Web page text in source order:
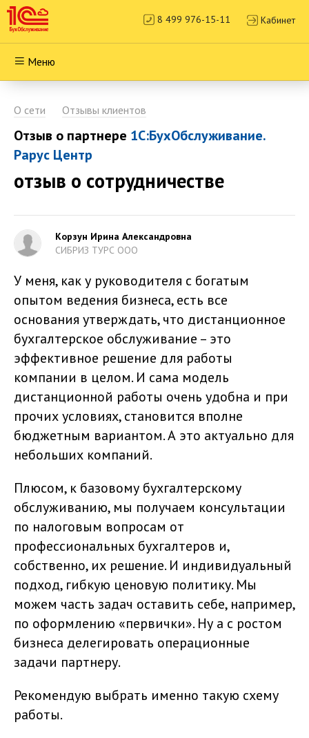
8 499 976-15-11 Кабинет
Меню
О сети Отзывы клиентов
Отзыв о партнере 1С:БухОбслуживание.
Рарус Центр
отзыв о сотрудничестве
Корзун Ирина Александровна
СИБРИЗ ТУРС ООО
У меня, как у руководителя с богатым
опытом ведения бизнеса, есть все
основания утверждать, что дистанционное
бухгалтерское обслуживание – это
эффективное решение для работы
компании в целом. И сама модель
дистанционной работы очень удобна и при
прочих условиях, становится вполне
бюджетным вариантом. А это актуально для
небольших компаний.
Плюсом, к базовому бухгалтерскому
обслуживанию, мы получаем консультации
по налоговым вопросам от
профессиональных бухгалтеров и,
собственно, их решение. И индивидуальный
подход, гибкую ценовую политику. Мы
можем часть задач оставить себе, например,
по оформлению «первички». Ну а с ростом
бизнеса делегировать операционные
задачи партнеру.
Рекомендую выбрать именно такую схему
работы.